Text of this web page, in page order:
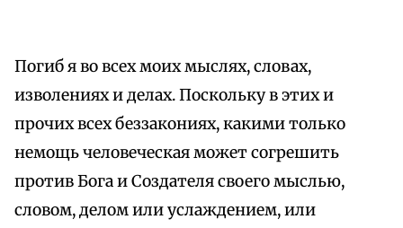
Погиб я во всех моих мыслях, словах,
изволениях и делах. Поскольку в этих и
прочих всех беззакониях, какими только
немощь человеческая может согрешить
против Бога и Создателя своего мыслью,
словом, делом или услаждением, или